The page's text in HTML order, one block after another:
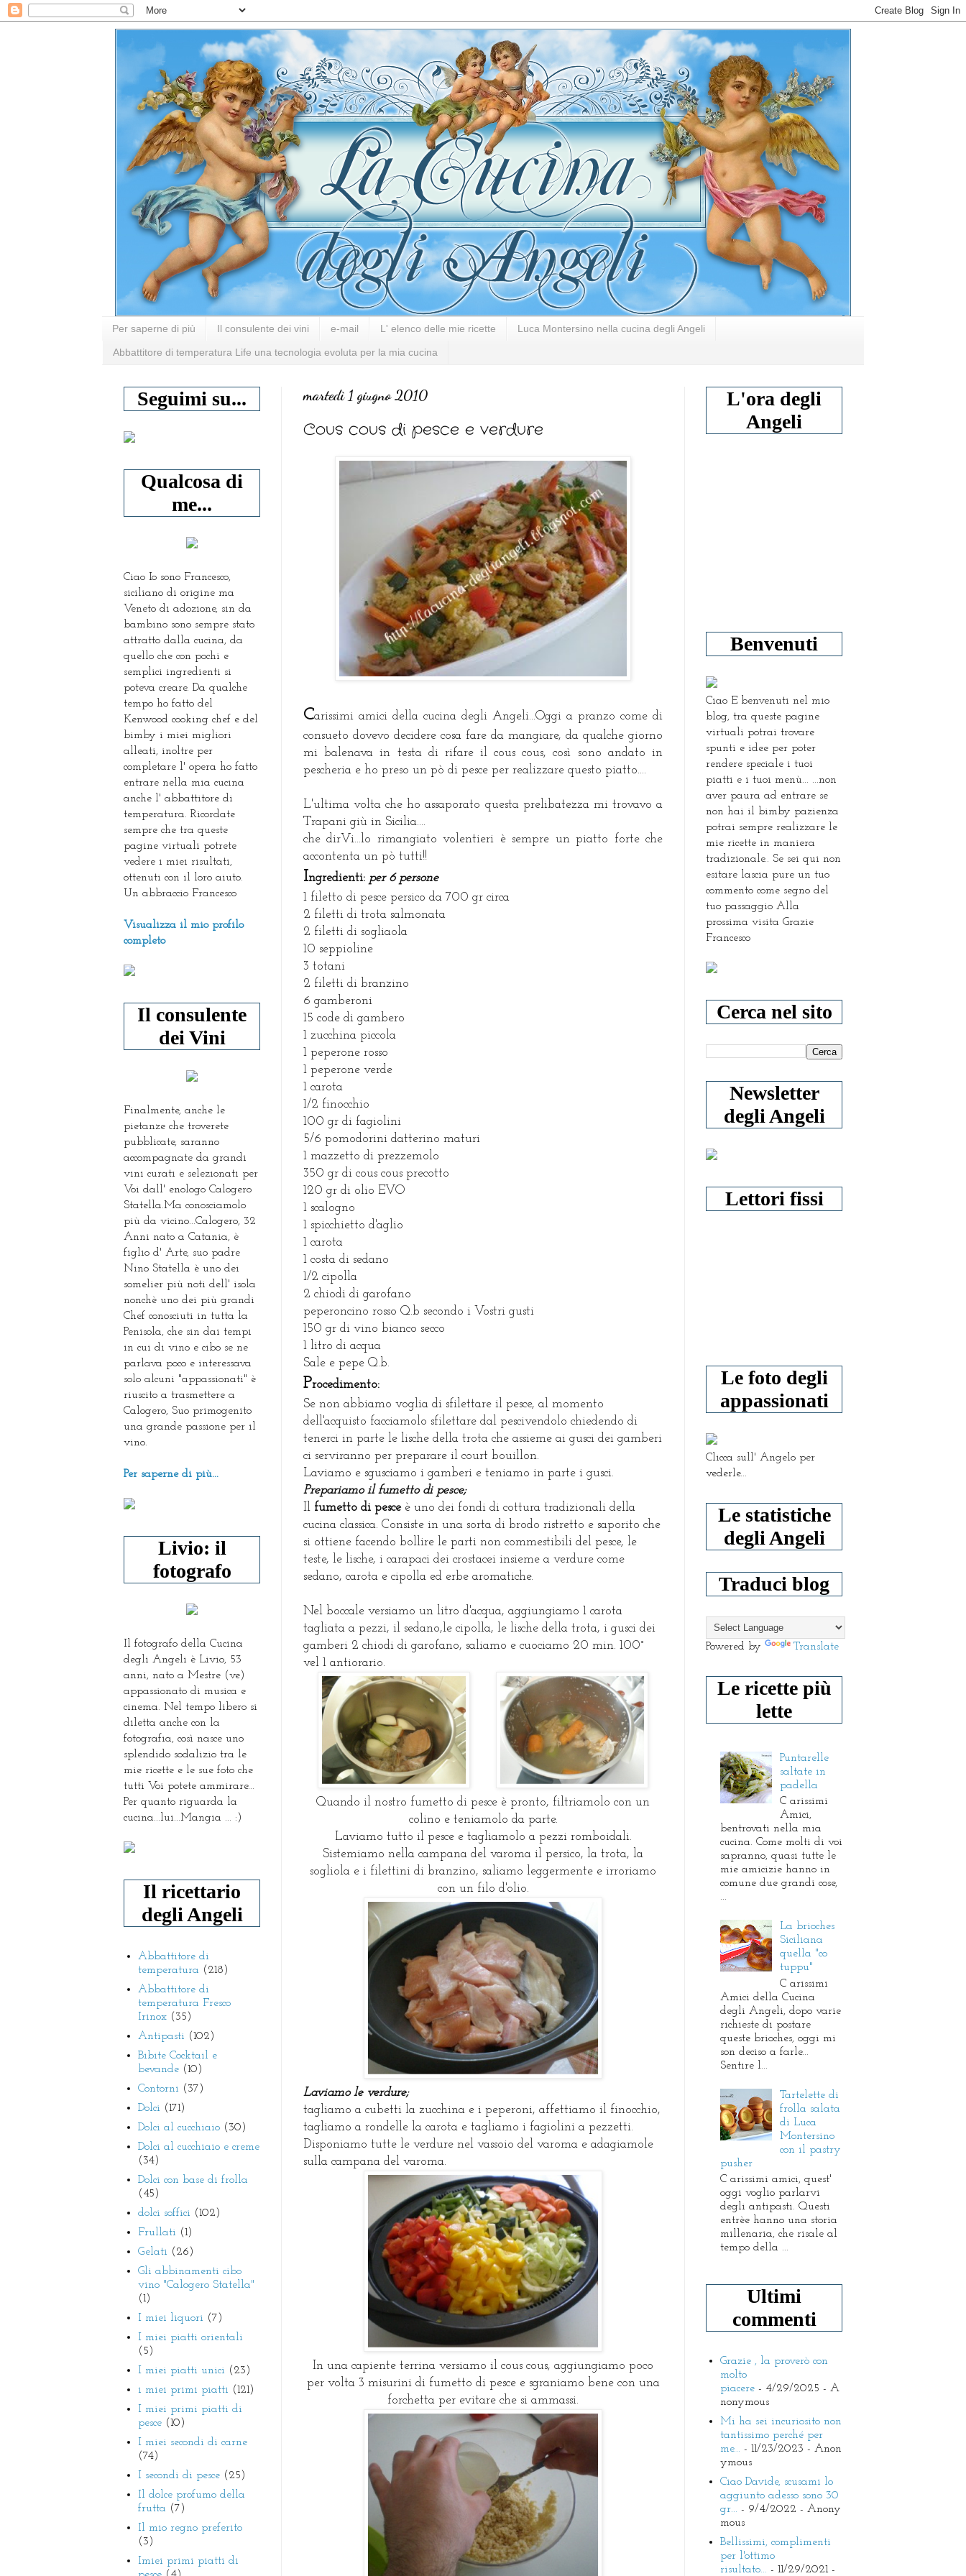
Per saperne di più Il consulente dei vini e-mail L' elenco delle mie ricette Luca Montersino nella cucina degli Angeli
Abbattitore di temperatura Life una tecnologia evoluta per la mia cucina
martedì 1 giugno 2010
Cous cous di pesce e verdure
Carissimi amici della cucina degli Angeli...Oggi a pranzo come di
consueto dovevo decidere cosa fare da mangiare, da qualche giorno
mi balenava in testa di rifare il cous cous, così sono andato in
pescheria e ho preso un pò di pesce per realizzare questo piatto....
L'ultima volta che ho assaporato questa prelibatezza mi trovavo a
Trapani giù in Sicilia....
che dirVi...lo rimangiato volentieri è sempre un piatto forte che
accontenta un pò tutti!!
Ingredienti: per 6 persone
1 filetto di pesce persico da 700 gr circa
2 filetti di trota salmonata
2 filetti di sogliaola
10 seppioline
3 totani
2 filetti di branzino
6 gamberoni
15 code di gambero
1 zucchina piccola
1 peperone rosso
1 peperone verde
1 carota
1/2 finocchio
100 gr di fagiolini
5/6 pomodorini datterino maturi
1 mazzetto di prezzemolo
350 gr di cous cous precotto
120 gr di olio EVO
1 scalogno
1 spicchietto d'aglio
1 carota
1 costa di sedano
1/2 cipolla
2 chiodi di garofano
peperoncino rosso Q.b secondo i Vostri gusti
150 gr di vino bianco secco
1 litro di acqua
Sale e pepe Q.b.
Procedimento:
Se non abbiamo voglia di sfilettare il pesce, al momento
dell'acquisto facciamolo sfilettare dal pescivendolo chiedendo di
tenerci in parte le lische della trota che assieme ai gusci dei gamberi
ci serviranno per preparare il court bouillon.
Laviamo e sgusciamo i gamberi e teniamo in parte i gusci.
Prepariamo il fumetto di pesce;
Il fumetto di pesceè uno dei fondi di cottura tradizionali della
cucina classica. Consiste in una sorta di brodo ristretto e saporito che
si ottiene facendo bollire le parti non commestibili del pesce, le
teste, le lische, i carapaci dei crostacei insieme a verdure come
sedano, carota e cipolla ed erbe aromatiche.
Nel boccale versiamo un litro d'acqua, aggiungiamo 1 carota
tagliata a pezzi, il sedano,le cipolla, le lische della trota, i gusci dei
gamberi 2 chiodi di garofano, saliamo e cuociamo 20 min. 100°
vel 1 antiorario.
Quando il nostro fumetto di pesce è pronto, filtriamolo con un
colino e teniamolo da parte.
Laviamo tutto il pesce e tagliamolo a pezzi romboidali.
Sistemiamo nella campana del varoma il persico, la trota, la
sogliola e i filettini di branzino, saliamo leggermente e irroriamo
con un filo d'olio.
Laviamo le verdure;
tagliamo a cubetti la zucchina e i peperoni, affettiamo il finocchio,
tagliamo a rondelle la carota e tagliamo i fagiolini a pezzetti.
Disponiamo tutte le verdure nel vassoio del varoma e adagiamole
sulla campana del varoma.
In una capiente terrina versiamo il cous cous, aggiungiamo poco
per volta 3 misurini di fumetto di pesce e sgraniamo bene con una
forchetta per evitare che si ammassi.
Seguimi su...
Qualcosa di
me...
Ciao Io sono Francesco,
siciliano di origine ma
Veneto di adozione, sin da
bambino sono sempre stato
attratto dalla cucina, da
quello che con pochi e
semplici ingredienti si
poteva creare. Da qualche
tempo ho fatto del
Kenwood cooking chef e del
bimby i miei migliori
alleati, inoltre per
completare l' opera ho fatto
entrare nella mia cucina
anche l' abbattitore di
temperatura. Ricordate
sempre che tra queste
pagine virtuali potrete
vedere i miei risultati,
ottenuti con il loro aiuto.
Un abbraccio Francesco
Visualizza il mio profilo
completo
Il consulente
dei Vini
Finalmente, anche le
pietanze che troverete
pubblicate, saranno
accompagnate da grandi
vini curati e selezionati per
Voi dall' enologo Calogero
Statella.Ma conosciamolo
più da vicino...Calogero, 32
Anni nato a Catania, è
figlio d' Arte, suo padre
Nino Statella è uno dei
somelier più noti dell' isola
nonchè uno dei più grandi
Chef conosciuti in tutta la
Penisola, che sin dai tempi
in cui di vino e cibo se ne
parlava poco e interessava
solo alcuni "appassionati" è
riuscito a trasmettere a
Calogero, Suo primogenito
una grande passione per il
vino.
Per saperne di più...
Livio: il
fotografo
Il fotografo della Cucina
degli Angeli è Livio, 53
anni, nato a Mestre (ve)
appassionato di musica e
cinema. Nel tempo libero si
diletta anche con la
fotografia, così nasce uno
splendido sodalizio tra le
mie ricette e le sue foto che
tutti Voi potete ammirare...
Per quanto riguarda la
cucina...lui...Mangia ... :)
Il ricettario
degli Angeli
Abbattitore di
temperatura (218)
Abbattitore di
temperatura Fresco
Irinox (35)
Antipasti (102)
Bibite Cocktail e
bevande (10)
Contorni (37)
Dolci (171)
Dolci al cucchiaio (30)
Dolci al cucchiaio e creme
(34)
Dolci con base di frolla
(45)
dolci soffici (102)
Frullati (1)
Gelati (26)
Gli abbinamenti cibo
vino "Calogero Statella"
(1)
I miei liquori (7)
I miei piatti orientali
(5)
I miei piatti unici (23)
i miei primi piatti (121)
I miei primi piatti di
pesce (10)
I miei secondi di carne
(74)
I secondi di pesce (25)
Il dolce profumo della
frutta (7)
Il mio regno preferito
(3)
Imiei primi piatti di
L'ora degli
Angeli
Benvenuti
Ciao E benvenuti nel mio
blog, tra queste pagine
virtuali potrai trovare
spunti e idee per poter
rendere speciale i tuoi
piatti e i tuoi menù... ...non
aver paura ad entrare se
non hai il bimby pazienza
potrai sempre realizzare le
mie ricette in maniera
tradizionale.. Se sei qui non
esitare lascia pure un tuo
commento come segno del
tuo passaggio Alla
prossima visita Grazie
Francesco
Cerca nel sito
Newsletter
degli Angeli
Lettori fissi
Le foto degli
appassionati
Clicca sull' Angelo per
vederle...
Le statistiche
degli Angeli
Traduci blog
Powered by Translate
Le ricette più
lette
Puntarelle
saltate in
padella
C arissimi
Amici,
bentrovati nella mia
cucina. Come molti di voi
sapranno, quasi tutte le
mie amicizie hanno in
comune due grandi cose,
...
La brioches
Siciliana
quella "co
tuppu"
C arissimi
Amici della Cucina
degli Angeli, dopo varie
richieste di postare
queste brioches, oggi mi
son deciso a farle...
Sentire l...
Tartelette di
frolla salata
di Luca
Montersino
con il pastry
pusher
C arissimi amici, quest'
oggi voglio parlarvi
degli antipasti. Questi
entrèe hanno una storia
millenaria, che risale al
tempo della ...
Ultimi
commenti
Grazie , la proverò con
molto
piacere - 4/29/2025 - A
nonymous
Mi ha sei incuriosito non
tantissimo perché per
me... - 11/23/2023 - Anon
ymous
Ciao Davide, scusami lo
aggiunto adesso sono 30
gr... - 9/4/2022 - Anony
mous
Bellissimi, complimenti
per l'ottimo
risultato... - 11/29/2021-